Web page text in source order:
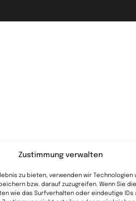
Zustimmung verwalten
zu bieten, verwenden wir Technologien
bzw. darauf zuzugreifen. Wenn Sie
wie das Surfverhalten oder eindeutige